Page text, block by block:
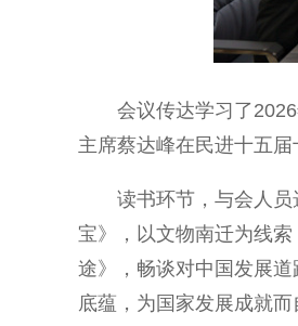
会议传达学习了2026
主席蔡达峰在民进十五届
读书环节，与会人员选
宝》，以文物南迁为线
途》，畅谈对中国发展
底蕴，为国家发展成就